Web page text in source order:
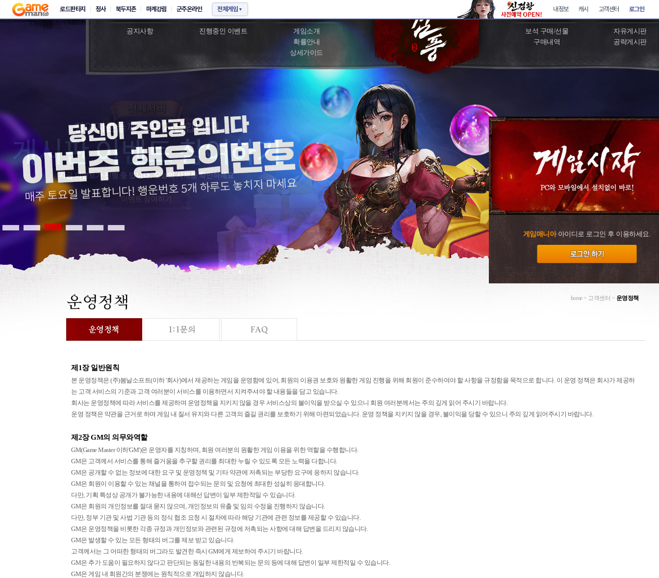
새소식
공지사항
이벤트
진행중인 이벤트
게임소개
확률안내
상세가이드
아이템샵
보석 구매/선물
구매내역
커뮤니티
자유게시판
공략게시판
게임매니아아이디로 로그인 후 이용하세요.
home > 고객센터 > 운영정책
제1장 일반원칙
본 운영정책은 (주)봄날소프트(이하 '회사')에서 제공하는 게임을 운영함에 있어, 회원의 이용권 보호와 원활한 게임 진행을 위해 회원이 준수하여야 할 사항을 규정함을 목적으로 합니다. 이 운영 정책은 회사가 제공하
는 고객 서비스의 기준과 고객 여러분이 서비스를 이용하면서 지켜주셔야 할 내용들을 담고 있습니다.
회사는 운영정책에 따라 서비스를 제공하며 운영정책을 지키지 않을 경우 서비스상의 불이익을 받으실 수 있으니 회원 여러분께서는 주의 깊게 읽어 주시기 바랍니다.
운영 정책은 약관을 근거로 하며 게임 내 질서 유지와 다른 고객의 즐길 권리를 보호하기 위해 마련되었습니다. 운영 정책을 지키지 않을 경우, 불이익을 당할 수 있으니 주의 깊게 읽어주시기 바랍니다.
제2장 GM의 의무와역할
GM(Game Master 이하'GM')은 운영자를 지칭하며, 회원 여러분의 원활한 게임 이용을 위한 역할을 수행합니다.
GM은 고객께서 서비스를 통해 즐거움을 추구할 권리를 최대한 누릴 수 있도록 모든 노력을 다합니다.
GM은 공개할 수 없는 정보에 대한 요구 및 운영정책 및 기타 약관에 저촉되는 부당한 요구에 응하지 않습니다.
GM은 회원이 이용할 수 있는 채널을 통하여 접수되는 문의 및 요청에 최대한 성실히 응대합니다.
다만, 기획 특성상 공개가 불가능한 내용에 대해선 답변이 일부 제한적일 수 있습니다.
GM은 회원의 개인정보를 절대 묻지 않으며, 개인정보의 유출 및 임의 수정을 진행하지 않습니다.
다만, 정부 기관 및 사법 기관 등의 정식 협조 요청 시 절차에 따라 해당 기관에 관련 정보를 제공할 수 있습니다.
GM은 운영정책을 비롯한 각종 규정과 개인정보와 관련된 규정에 저촉되는 사항에 대해 답변을 드리지 않습니다.
GM은 발생할 수 있는 모든 형태의 버그를 제보 받고 있습니다.
고객께서는 그 어떠한 형태의 버그라도 발견한 즉시 GM에게 제보하여 주시기 바랍니다.
GM은 추가 도움이 필요하지 않다고 판단되는 동일한 내용의 반복되는 문의 등에 대해 답변이 일부 제한적일 수 있습니다.
GM은 게임 내 회원간의 분쟁에는 원칙적으로 개입하지 않습니다.